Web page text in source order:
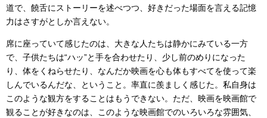
道で、饒舌にストーリーを述べつつ、好きだった場面を言える記憶
力はさすがとしか言えない。
席に座っていて感じたのは、大きな人たちは静かにみている一方
で、子供たちは“ハッ”と手を合わせたり、少し前のめりになった
り、体をくねらせたり、なんだか映画を心も体もすべてを使って楽
しんでいるんだな、ということ。率直に羨ましく感じた。私自身は
このような観方をすることはもうできない。ただ、映画を映画館で
観ることが好きなのは、このような映画館でのいろいろな雰囲気、